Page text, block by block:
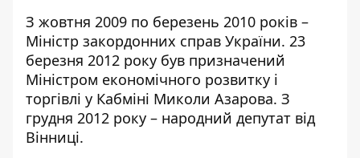
З жовтня 2009 по березень 2010 років –
Міністр закордонних справ України. 23
березня 2012 року був призначений
Міністром економічного розвитку і
торгівлі у Кабміні Миколи Азарова. З
грудня 2012 року – народний депутат від
Вінниці.